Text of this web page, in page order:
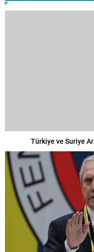
Türkiye ve Suriye